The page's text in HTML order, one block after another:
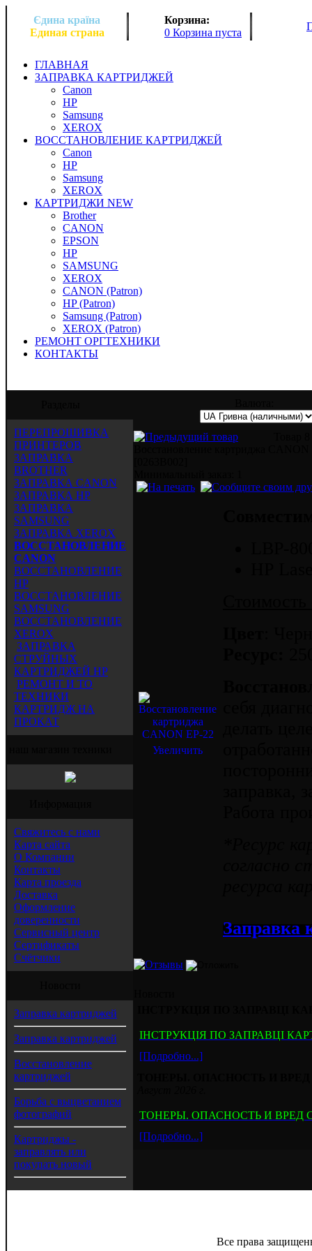
Єдина країна
Единая страна
Корзина:
0 Корзина пуста
ГЛАВНАЯ
ЗАПРАВКА КАРТРИДЖЕЙ
Canon
HP
Samsung
XEROX
ВОССТАНОВЛЕНИЕ КАРТРИДЖЕЙ
Canon
HP
Samsung
XEROX
КАРТРИДЖИ NEW
Brother
CANON
EPSON
HP
SAMSUNG
XEROX
CANON (Patron)
HP (Patron)
Samsung (Patron)
XEROX (Patron)
РЕМОНТ ОРГТЕХНИКИ
КОНТАКТЫ
ПЕРЕПРОШИВКА
ПРИНТЕРОВ
ЗАПРАВКА
BROTHER
ЗАПРАВКА CANON
ЗАПРАВКА HP
ЗАПРАВКА
SAMSUNG
ЗАПРАВКА XEROX
ВОССТАНОВЛЕНИЕ
CANON
ВОССТАНОВЛЕНИЕ
HP
ВОССТАНОВЛЕНИЕ
SAMSUNG
ВОССТАНОВЛЕНИЕ
XEROX
ЗАПРАВКА
СТРУЙНЫХ
КАРТРИДЖЕЙ HP
РЕМОНТ И ТО
ТЕХНИКИ
КАРТРИДЖ НА
ПРОКАТ
Свяжитесь с нами
Карта сайта
О Компании
Контакты
Карта проезда
Доставка
Оформление
доверенности
Сервисный центр
Сертификаты
Счётчики
Заправка картриджей
Заправка картриджей
Восстановление
картриджей
Борьба с выцветанием
фотографий
Картриджы -
заправлять или
покупать новый
Увеличить
Заправка
ІНСТРУКЦІЯ ПО ЗАПРАВЦІ
[Подробно...]
ТОНЕРЫ. ОПАСНОСТЬ И ВРЕД
[Подробно...]
Все права